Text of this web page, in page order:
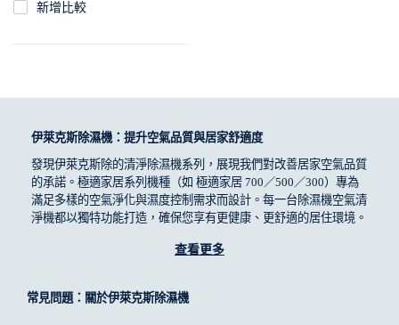
新增比較
伊萊克斯除濕機：提升空氣品質與居家舒適度
發現伊萊克斯除的清淨除濕機系列，展現我們對改善居家空氣品質
的承諾。極適家居系列機種（如 極適家居 700／500／300）專為
滿足多樣的空氣淨化與濕度控制需求而設計。每一台除濕機空氣清
淨機都以獨特功能打造，確保您享有更健康、更舒適的居住環境。
有哪些伊萊克斯除濕機可供選擇？
合大空間住所的機型皆有涵蓋。這些清淨除濕機結合先進技術與使
查看更多
常見問題：關於伊萊克斯除濕機